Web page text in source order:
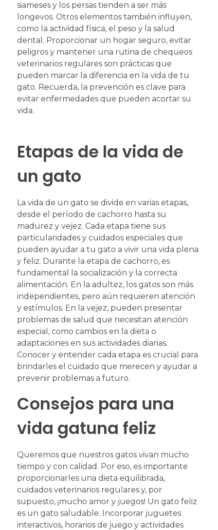
siameses y los persas tienden a ser más
longevos. Otros elementos también influyen,
como la actividad física, el peso y la salud
dental. Proporcionar un hogar seguro, evitar
peligros y mantener una rutina de chequeos
veterinarios regulares son prácticas que
pueden marcar la diferencia en la vida de tu
gato. Recuerda, la prevención es clave para
evitar enfermedades que pueden acortar su
vida.
Etapas de la vida de
un gato
La vida de un gato se divide en varias etapas,
desde el período de cachorro hasta su
madurez y vejez. Cada etapa tiene sus
particularidades y cuidados especiales que
pueden ayudar a tu gato a vivir una vida plena
y feliz. Durante la etapa de cachorro, es
fundamental la socialización y la correcta
alimentación. En la adultez, los gatos son más
independientes, pero aún requieren atención
y estímulos. En la vejez, pueden presentar
problemas de salud que necesitan atención
especial, como cambios en la dieta o
adaptaciones en sus actividades diarias.
Conocer y entender cada etapa es crucial para
brindarles el cuidado que merecen y ayudar a
prevenir problemas a futuro.
Consejos para una
vida gatuna feliz
Queremos que nuestros gatos vivan mucho
tiempo y con calidad. Por eso, es importante
proporcionarles una dieta equilibrada,
cuidados veterinarios regulares y, por
supuesto, ¡mucho amor y juegos! Un gato feliz
es un gato saludable. Incorporar juguetes
interactivos, horarios de juego y actividades